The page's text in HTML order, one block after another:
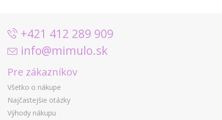
+421 412 289 909
info@mimulo.sk
Pre zákazníkov
Všetko o nákupe
Najčastejšie otázky
Výhody nákupu